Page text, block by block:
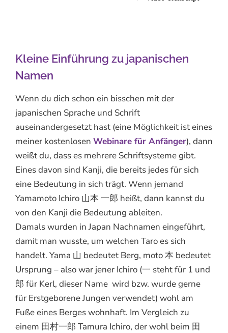
Kleine Einführung zu japanischen
Namen
Wenn du dich schon ein bisschen mit der
japanischen Sprache und Schrift
auseinandergesetzt hast (eine Möglichkeit ist eines
meiner kostenlosen Webinare für Anfänger), dann
weißt du, dass es mehrere Schriftsysteme gibt.
Eines davon sind Kanji, die bereits jedes für sich
eine Bedeutung in sich trägt. Wenn jemand
Yamamoto Ichiro 山本 一郎 heißt, dann kannst du
von den Kanji die Bedeutung ableiten.
Damals wurden in Japan Nachnamen eingeführt,
damit man wusste, um welchen Taro es sich
handelt. Yama 山 bedeutet Berg, moto 本 bedeutet
Ursprung – also war jener Ichiro (一 steht für 1 und
郎 für Kerl, dieser Name wird bzw. wurde gerne
für Erstgeborene Jungen verwendet) wohl am
Fuße eines Berges wohnhaft. Im Vergleich zu
einem 田村一郎 Tamura Ichiro, der wohl beim 田